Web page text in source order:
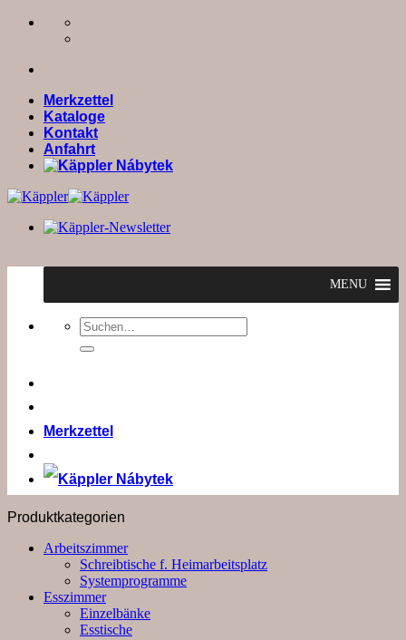
Zum
Merkzettel
Kataloge
Kontakt
Anfahrt
MENU
Suchen
nach:
Merkzettel
Produktkategorien
Arbeitszimmer
Schreibtische f. Heimarbeitsplatz
Systemprogramme
Esszimmer
Einzelbänke
Esstische